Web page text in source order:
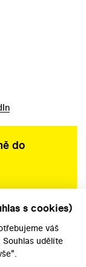
do
s cookies)
váš
udělíte